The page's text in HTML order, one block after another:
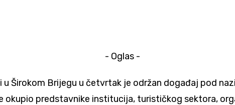
- Oglas -
Širokom Brijegu u četvrtak je održan događaj pod
okupio predstavnike institucija, turističkog sektora,